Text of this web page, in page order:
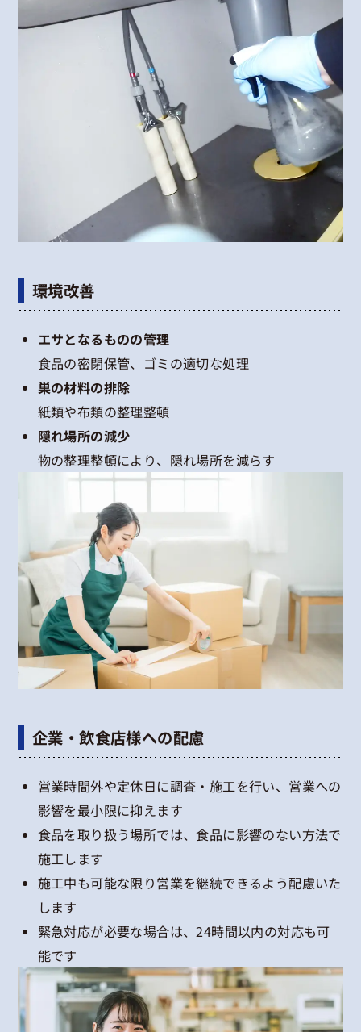
環境改善
エサとなるものの管理
食品の密閉保管、ゴミの適切な処理
巣の材料の排除
紙類や布類の整理整頓
隠れ場所の減少
物の整理整頓により、隠れ場所を減らす
企業・飲食店様への配慮
営業時間外や定休日に調査・施工を行い、営業への
影響を最小限に抑えます
食品を取り扱う場所では、食品に影響のない方法で
施工します
施工中も可能な限り営業を継続できるよう配慮いた
します
緊急対応が必要な場合は、24時間以内の対応も可
能です